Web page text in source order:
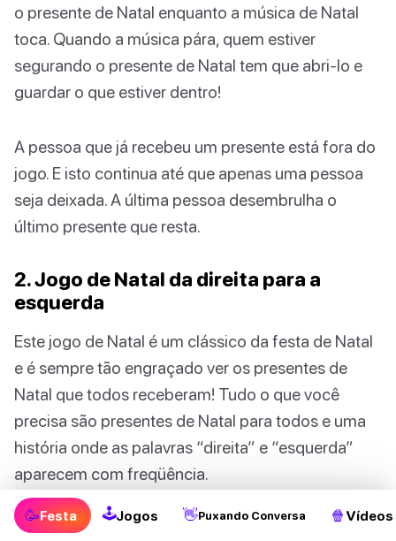
o presente de Natal enquanto a música de Natal
toca. Quando a música pára, quem estiver
segurando o presente de Natal tem que abri-lo e
guardar o que estiver dentro!
A pessoa que já recebeu um presente está fora do
jogo. E isto continua até que apenas uma pessoa
seja deixada. A última pessoa desembrulha o
último presente que resta.
2. Jogo de Natal da direita para a
esquerda
Este jogo de Natal é um clássico da festa de Natal
e é sempre tão engraçado ver os presentes de
Natal que todos receberam! Tudo o que você
precisa são presentes de Natal para todos e uma
história onde as palavras “direita” e “esquerda”
aparecem com freqüência.
Para jogar o jogo, primeiro, contornar a árvore de
🥳Festa 🕹Jogos 👋Puxando Conversa 🍿 Vídeos